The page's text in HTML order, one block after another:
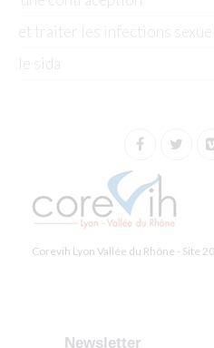
et traiter les infections
le sida
Corevih Lyon Vallée du Rhône - Site